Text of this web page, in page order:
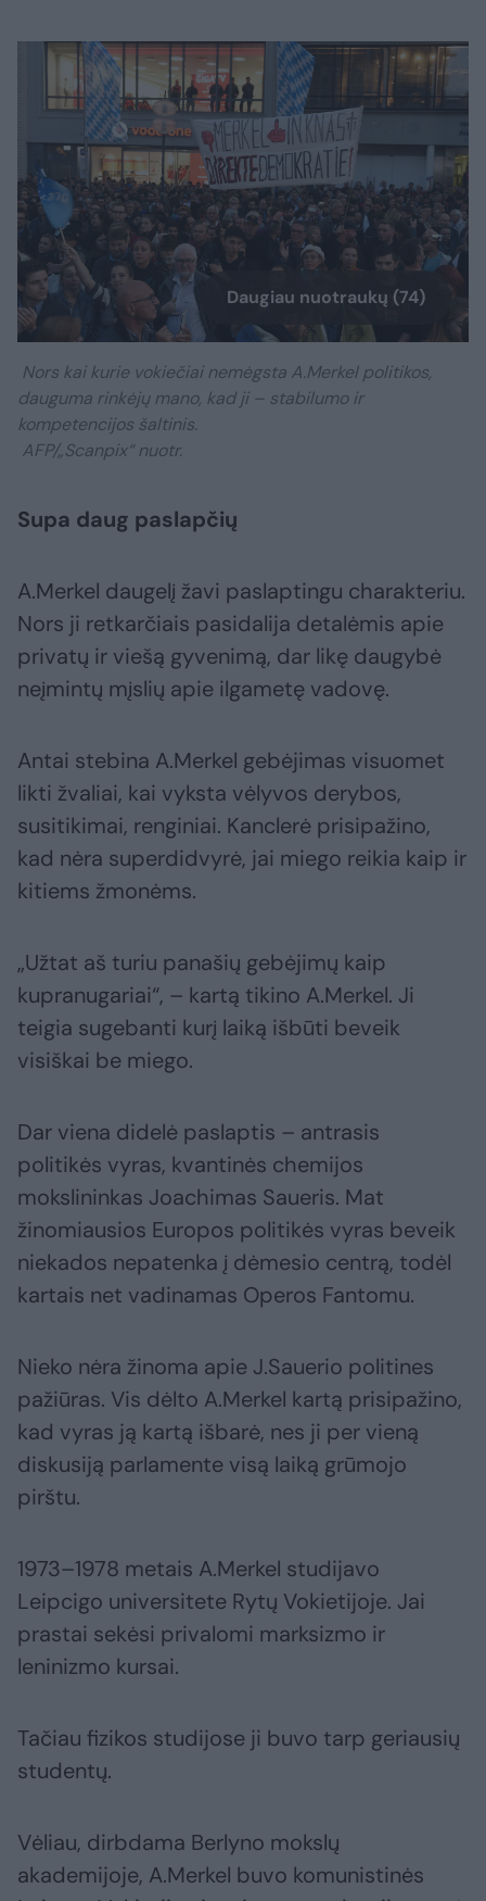
Daugiau nuotraukų (74)
Nors kai kurie vokiečiai nemėgsta A.Merkel politikos,
dauguma rinkėjų mano, kad ji – stabilumo ir
kompetencijos šaltinis.
AFP/„Scanpix“ nuotr.
Supa daug paslapčių
A.Merkel daugelį žavi paslaptingu charakteriu.
Nors ji retkarčiais pasidalija detalėmis apie
privatų ir viešą gyvenimą, dar likę daugybė
neįmintų mįslių apie ilgametę vadovę.
Antai stebina A.Merkel gebėjimas visuomet
likti žvaliai, kai vyksta vėlyvos derybos,
susitikimai, renginiai. Kanclerė prisipažino,
kad nėra superdidvyrė, jai miego reikia kaip ir
kitiems žmonėms.
„Užtat aš turiu panašių gebėjimų kaip
kupranugariai“, – kartą tikino A.Merkel. Ji
teigia sugebanti kurį laiką išbūti beveik
visiškai be miego.
Dar viena didelė paslaptis – antrasis
politikės vyras, kvantinės chemijos
mokslininkas Joachimas Saueris. Mat
žinomiausios Europos politikės vyras beveik
niekados nepatenka į dėmesio centrą, todėl
kartais net vadinamas Operos Fantomu.
Nieko nėra žinoma apie J.Sauerio politines
pažiūras. Vis dėlto A.Merkel kartą prisipažino,
kad vyras ją kartą išbarė, nes ji per vieną
diskusiją parlamente visą laiką grūmojo
pirštu.
1973–1978 metais A.Merkel studijavo
Leipcigo universitete Rytų Vokietijoje. Jai
prastai sekėsi privalomi marksizmo ir
leninizmo kursai.
Tačiau fizikos studijose ji buvo tarp geriausių
studentų.
Vėliau, dirbdama Berlyno mokslų
akademijoje, A.Merkel buvo komunistinės